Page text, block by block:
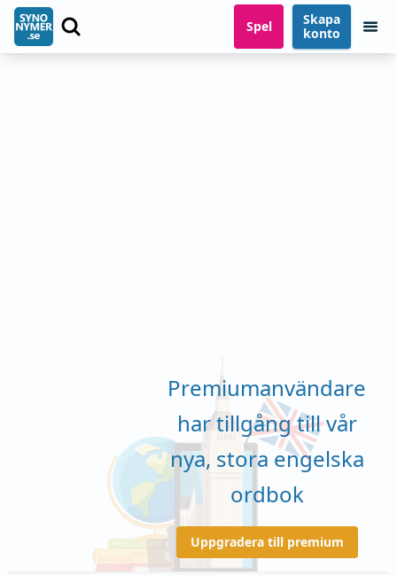
Spel
Skapa
konto
Premiumanvändare
har tillgång till vår
nya, stora engelska
ordbok
Uppgradera till premium